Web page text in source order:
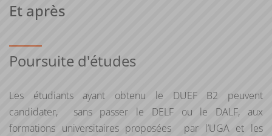
Et après
Poursuite d'études
Les étudiants ayant obtenu le DUEF B2 peuvent
candidater, sans passer le DELF ou le DALF, aux
formations universitaires proposées par l’UGA et les